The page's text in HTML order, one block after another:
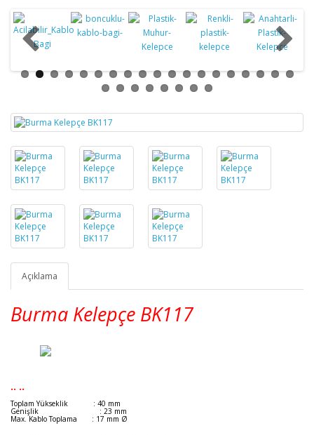
Açıklama
Burma Kelepçe BK117
.. ..
Toplam Yükseklik : 40 mm
Genişlik : 23 mm
Max. Kablo Toplama : 17 mm Ø